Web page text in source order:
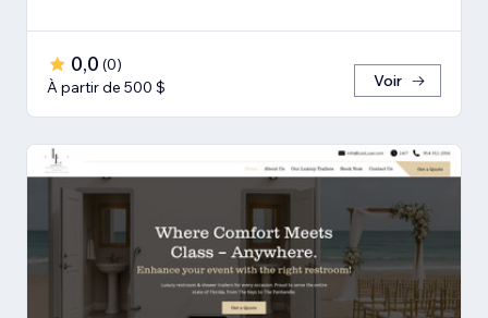
0,0 (0)
À partir de 500 $
Voir